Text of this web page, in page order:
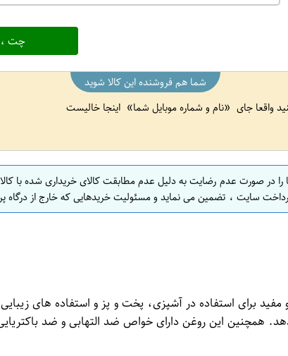
چت ،
شما هم فروشنده این کالا شوید
واقعا جای
نام و شماره موبایل شما اینجا خالیست
را در صورت عدم رضایت به دلیل عدم مطابقت کالای خریداری شده با
سایت ، تضمین می نماید و مسئولیت خریدهایی که خارج از درگاه
همچنین این روغن دارای خواص ضد التهابی و ضد